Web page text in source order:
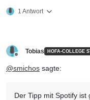
1 Antwort
Tobias HOFA-COLLEGE
@smichos sagte:
Der Tipp mit Spotify